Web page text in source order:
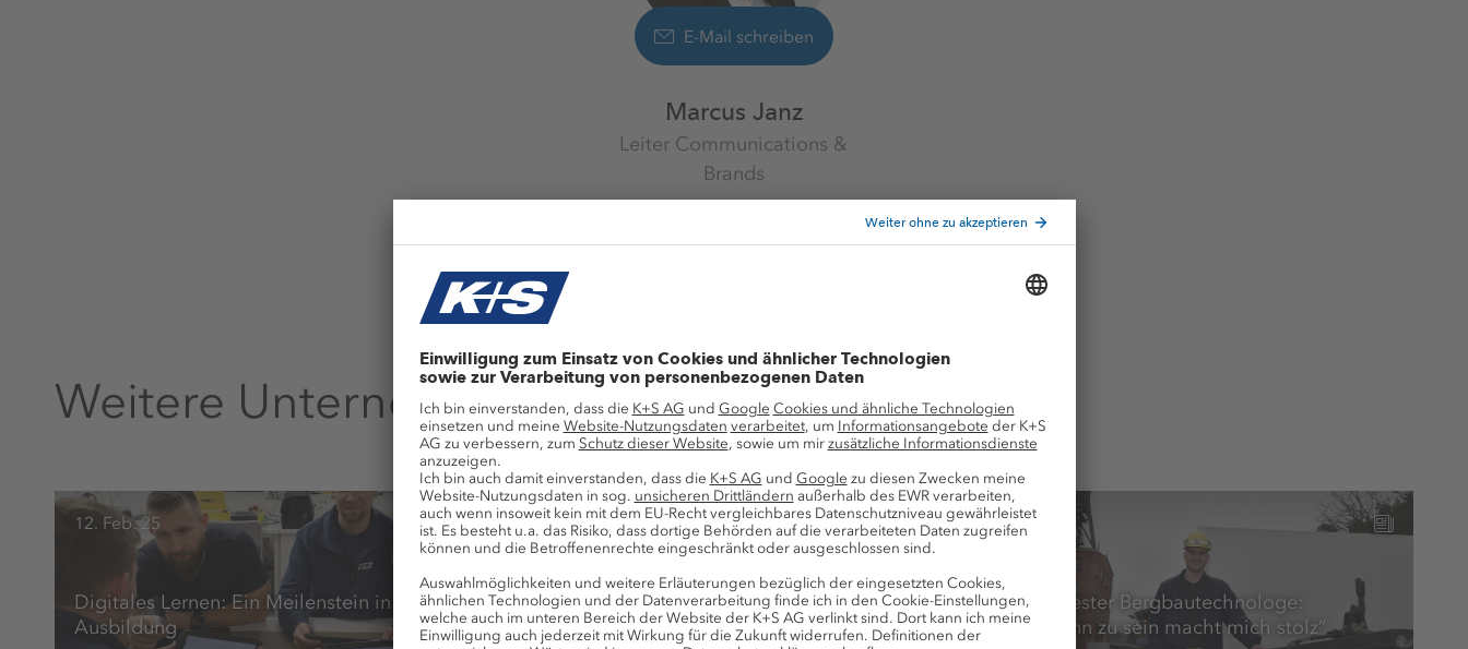
E-Mail schreiben
Marcus Janz
Leiter Communications &
Brands
Weitere Unternehmensnews
12. Feb. 25
Digitales Lernen: Ein Meilenstein in der
Ausbildung
Frauenpower im Bergbau
31. Jan. 25
Bundesbester Bergbautechnologe:
„Bergmann zu sein macht mich stolz“